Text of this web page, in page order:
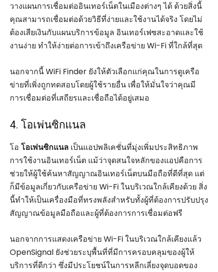
วางแผนการเชื่อมต่ออินเทอร์เน็ตในเมืองต่างๆ ได้ ด้วยสิ่งนี้
คุณสามารถเชื่อมต่อด้วยวิธีที่ง่ายและใช้งานได้จริง โดยไม่
ต้องเสียเงินกับแผนบริการข้อมูล อินเทอร์เฟซสะอาดและใช้
งานง่าย ทำให้ง่ายต่อการเข้าถึงเครือข่าย Wi-Fi ที่ใกล้ที่สุด
นอกจากนี้ WiFi Finder ยังให้ตัวเลือกแก่คุณในการดูเครือ
ข่ายที่เพิ่งถูกทดสอบโดยผู้ใช้รายอื่น เพื่อให้มั่นใจว่าคุณมี
การเชื่อมต่อที่เสถียรและเชื่อถือได้อยู่เสมอ
4. โอเพ่นซิกแนล
โอ โอเพ่นซิกแนล เป็นแอปพลิเคชั่นที่มุ่งเพิ่มประสิทธิภาพ
การใช้งานอินเทอร์เน็ต แม้ว่าจุดสนใจหลักของแอปคือการ
ช่วยให้ผู้ใช้ค้นหาสัญญาณอินเทอร์เน็ตบนมือถือที่ดีที่สุด แต่
ก็มีข้อมูลเกี่ยวกับเครือข่าย Wi-Fi ในบริเวณใกล้เคียงด้วย สิ่ง
นี้ทำให้เป็นเครื่องมือที่ทรงพลังสำหรับทั้งผู้ที่ต้องการปรับปรุง
สัญญาณข้อมูลมือถือและผู้ที่ต้องการการเชื่อมต่อฟรี
นอกจากการแสดงเครือข่าย Wi-Fi ในบริเวณใกล้เคียงแล้ว
OpenSignal ยังช่วยระบุพื้นที่ที่มีการครอบคลุมของผู้ให้
บริการที่ดีกว่า ซึ่งมีประโยชน์ในการหลีกเลี่ยงจุดบอดของ